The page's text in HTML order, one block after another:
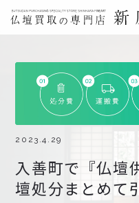
仏壇買取サービス
買取ステップ・お仏壇
ブログ
北陸三県外の方
よくあるご質問
2023.4.29
入善町で『仏壇
壇処分まとめて